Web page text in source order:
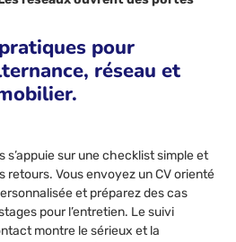
pour
réseau et
s’appuie sur une checklist simple et
retours. Vous envoyez un CV orienté
et préparez des cas
pour l’entretien. Le suivi
montre le sérieux et la